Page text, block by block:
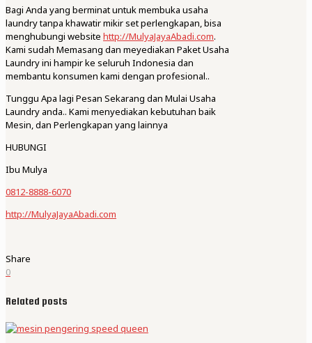
Bagi Anda yang berminat untuk membuka usaha
laundry tanpa khawatir mikir set perlengkapan, bisa
menghubungi website http://MulyaJayaAbadi.com.
Kami sudah Memasang dan meyediakan Paket Usaha
Laundry ini hampir ke seluruh Indonesia dan
membantu konsumen kami dengan profesional..
Tunggu Apa lagi Pesan Sekarang dan Mulai Usaha
Laundry anda.. Kami menyediakan kebutuhan baik
Mesin, dan Perlengkapan yang lainnya
HUBUNGI
Ibu Mulya
0812-8888-6070
http://MulyaJayaAbadi.com
Share
0
Related posts